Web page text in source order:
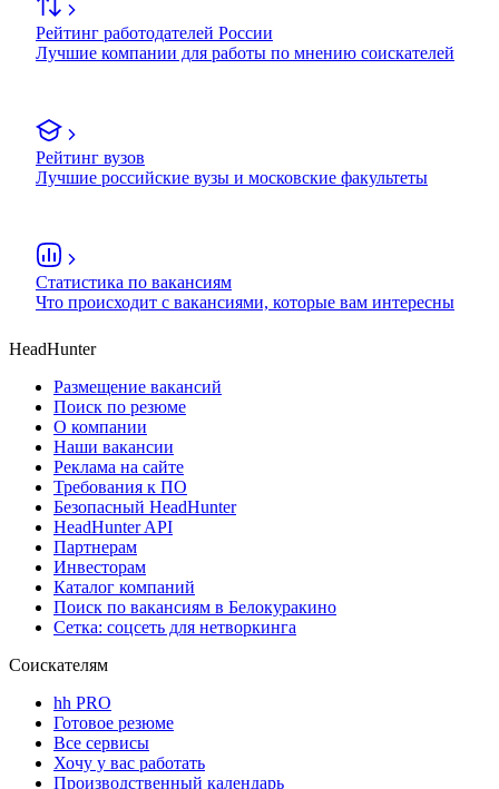
Рейтинг работодателей России
Лучшие компании для работы по мнению соискателей
Рейтинг вузов
Лучшие российские вузы и московские факультеты
Статистика по вакансиям
Что происходит с вакансиями, которые вам интересны
HeadHunter
Размещение вакансий
Поиск по резюме
О компании
Наши вакансии
Реклама на сайте
Требования к ПО
Безопасный HeadHunter
HeadHunter API
Партнерам
Инвесторам
Каталог компаний
Поиск по вакансиям в Белокуракино
Сетка: соцсеть для нетворкинга
Соискателям
hh PRO
Готовое резюме
Все сервисы
Хочу у вас работать
Производственный календарь